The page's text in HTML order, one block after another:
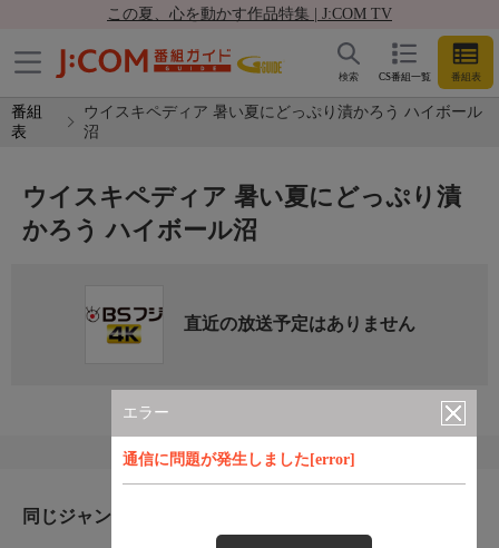
この夏、心を動かす作品特集 | J:COM TV
CS番組一覧 番組表
検索
番組
表
ウイスキペディア 暑い夏にどっぷり漬かろう ハイボール
沼
エラー
通信に問題が発生しました[error]
ウイスキペディア 暑い夏にどっぷり漬
かろう ハイボール沼
直近の放送予定はありません
同じジャンルのおすすめ番組